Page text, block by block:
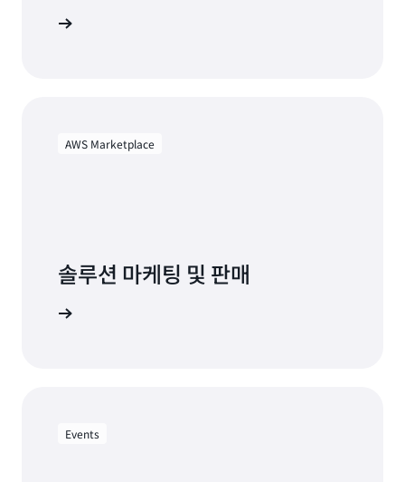
AWS Marketplace
솔루션 마케팅 및 판매
Events